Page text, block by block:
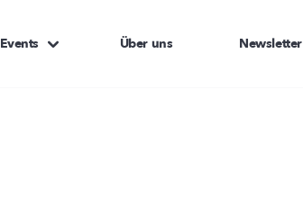
Events Über uns Newsletter